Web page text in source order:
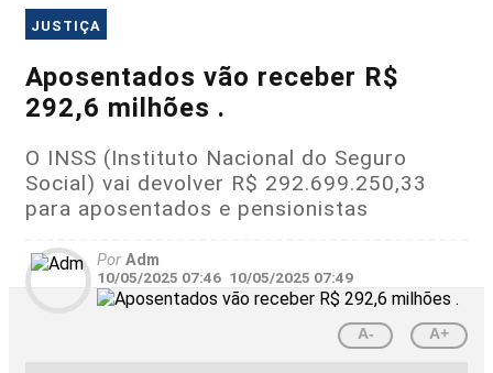
EM ALTA
JUSTIÇA
Aposentados vão receber R$
292,6 milhões .
O INSS (Instituto Nacional do Seguro
Social) vai devolver R$ 292.699.250,33
para aposentados e pensionistas
Por Adm
10/05/2025 07:46 10/05/2025 07:49
A- A+